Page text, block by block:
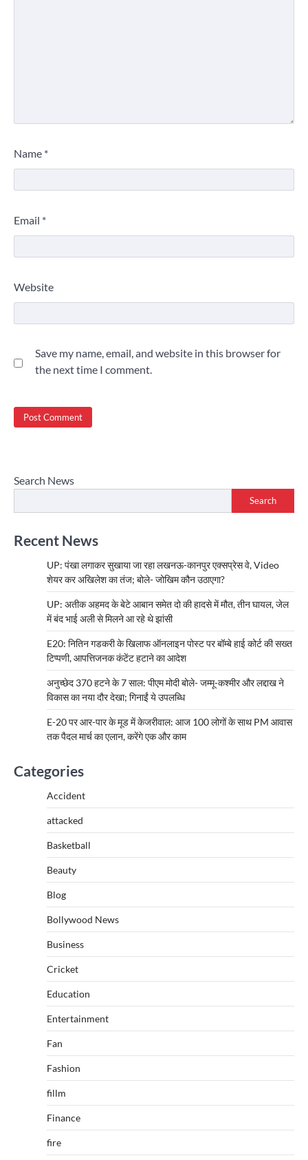
Name *
Email *
Website
Save my name, email, and website in this browser for
the next time I comment.
Search News
Search
Recent News
UP: पंखा लगाकर सुखाया जा रहा लखनऊ-कानपुर एक्सप्रेस वे, Video
शेयर कर अखिलेश का तंज; बोले- जोखिम कौन उठाएगा?
UP: अतीक अहमद के बेटे आबान समेत दो की हादसे में मौत, तीन घायल, जेल
में बंद भाई अली से मिलने आ रहे थे झांसी
E20: नितिन गडकरी के खिलाफ ऑनलाइन पोस्ट पर बॉम्बे हाई कोर्ट की सख्त
टिप्पणी, आपत्तिजनक कंटेंट हटाने का आदेश
अनुच्छेद 370 हटने के 7 साल: पीएम मोदी बोले- जम्मू-कश्मीर और लद्दाख ने
विकास का नया दौर देखा; गिनाईं ये उपलब्धि
E-20 पर आर-पार के मूड में केजरीवाल: आज 100 लोगों के साथ PM आवास
तक पैदल मार्च का एलान, करेंगे एक और काम
Categories
Accident
attacked
Basketball
Beauty
Blog
Bollywood News
Business
Cricket
Education
Entertainment
Fan
Fashion
fillm
Finance
fire